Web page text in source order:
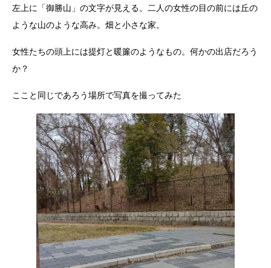
左上に「御勝山」の文字が見える。二人の女性の目の前には丘の
ような山のような高み。畑と小さな家。
女性たちの頭上には提灯と暖簾のようなもの。何かの出店だろう
か？
ここと同じであろう場所で写真を撮ってみた